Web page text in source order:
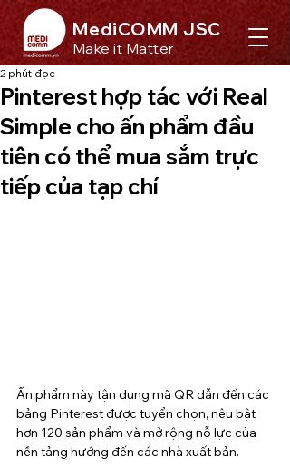
MediCOMM JSC
Make it Matter
Pinterest hợp tác với Real
Simple cho ấn phẩm đầu
tiên có thể mua sắm trực
tiếp của tạp chí
2 phút đọc
Ấn phẩm này tận dụng mã QR dẫn đến các
bảng Pinterest được tuyển chọn, nêu bật
hơn 120 sản phẩm và mở rộng nỗ lực của
nền tảng hướng đến các nhà xuất bản.